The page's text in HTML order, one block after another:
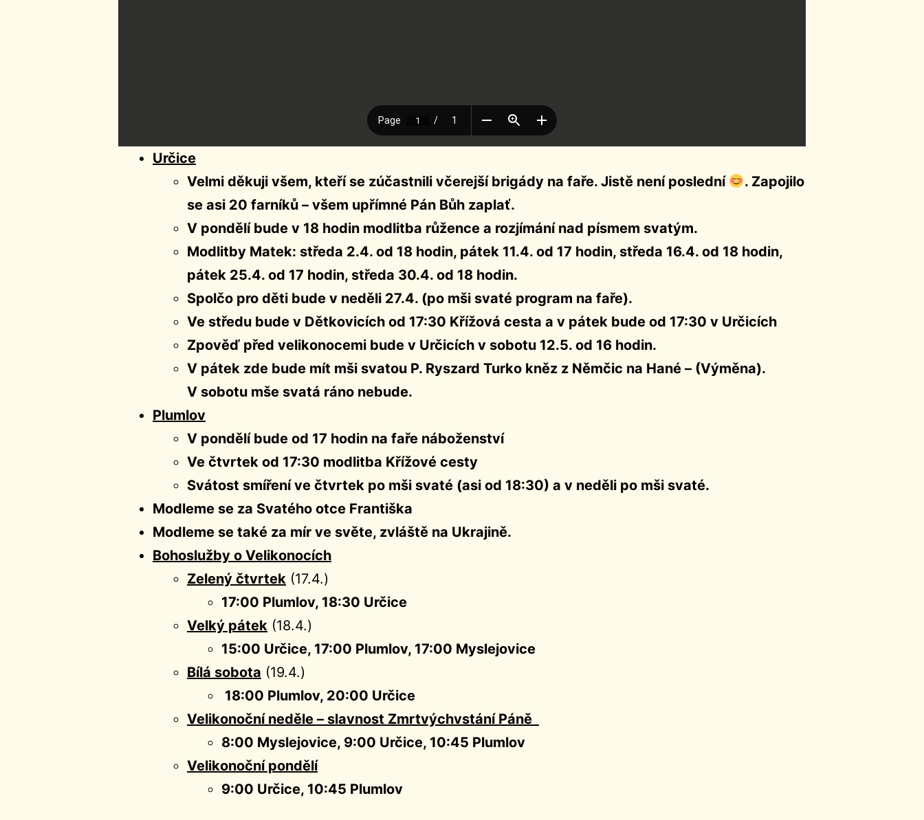
Určice
Velmi děkuji všem, kteří se zúčastnili včerejší brigády na faře. Jistě není poslední
. Zapojilo
se asi 20 farníků – všem upřímné Pán Bůh zaplať.
V pondělí bude v 18 hodin modlitba růžence a rozjímání nad písmem svatým.
Modlitby Matek: středa 2.4. od 18 hodin, pátek 11.4. od 17 hodin, středa 16.4. od 18 hodin,
pátek 25.4. od 17 hodin, středa 30.4. od 18 hodin.
Spolčo pro děti bude v neděli 27.4. (po mši svaté program na faře).
Ve středu bude v Dětkovicích od 17:30 Křížová cesta a v pátek bude od 17:30 v Určicích
Zpověď před velikonocemi bude v Určicích v sobotu 12.5. od 16 hodin.
V pátek zde bude mít mši svatou P. Ryszard Turko kněz z Němčic na Hané – (Výměna).
V sobotu mše svatá ráno nebude.
Plumlov
V pondělí bude od 17 hodin na faře náboženství
Ve čtvrtek od 17:30 modlitba Křížové cesty
Svátost smíření ve čtvrtek po mši svaté (asi od 18:30) a v neděli po mši svaté.
Modleme se za Svatého otce Františka
Modleme se také za mír ve světe, zvláště na Ukrajině.
Bohoslužby o Velikonocích
Zelený čtvrtek (17.4.)
17:00 Plumlov, 18:30 Určice
Velký pátek (18.4.)
15:00 Určice, 17:00 Plumlov, 17:00 Myslejovice
Bílá sobota (19.4.)
18:00 Plumlov, 20:00 Určice
Velikonoční neděle – slavnost Zmrtvýchvstání Páně
8:00 Myslejovice, 9:00 Určice, 10:45 Plumlov
Velikonoční pondělí
9:00 Určice, 10:45 Plumlov